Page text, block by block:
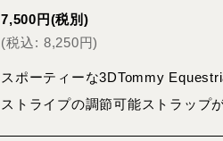
7,500 円(税別)
(税込: 8,250円)
スポーティーな3DTommy
ストライプの調節可能ストラップ